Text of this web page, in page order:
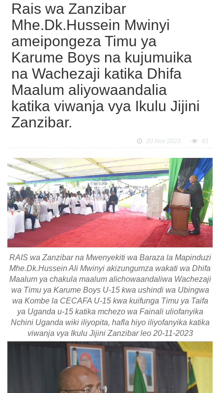
Rais wa Zanzibar
Mhe.Dk.Hussein Mwinyi
ameipongeza Timu ya
Karume Boys na kujumuika
na Wachezaji katika Dhifa
Maalum aliyowaandalia
katika viwanja vya Ikulu Jijini
Zanzibar.
20 Nov 2023 61
RAIS wa Zanzibar na Mwenyekiti wa Baraza la Mapinduzi
Mhe.Dk.Hussein Ali Mwinyi akizungumza wakati wa Dhifa
Maalum ya chakula maalum alichowaandaliwa Wachezaji
wa Timu ya Karume Boys U-15 kwa ushindi wa Ubingwa
wa Kombe la CECAFA U-15 kwa kuifunga Timu ya Taifa
ya Uganda u-15 katika mchezo wa Fainali uliofanyika
Nchini Uganda wiki iliyopita, hafla hiyo iliyofanyika katika
viwanja vya Ikulu Jijini Zanzibar leo 20-11-2023